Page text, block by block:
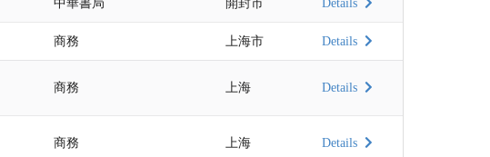
中華書局 開封市 Details
商務 上海市 Details
商務 上海 Details
商務 上海 Details